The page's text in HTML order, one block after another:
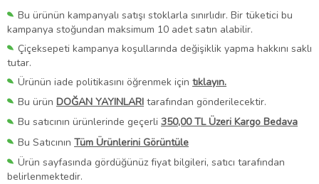
Bu ürünün kampanyalı satışı stoklarla sınırlıdır. Bir tüketici bu
kampanya stoğundan maksimum 10 adet satın alabilir.
Çiçeksepeti kampanya koşullarında değişiklik yapma hakkını saklı
tutar.
Ürünün iade politikasını öğrenmek için tıklayın.
Bu ürün DOĞAN YAYINLARI tarafından gönderilecektir.
Bu satıcının ürünlerinde geçerli 350,00 TL Üzeri Kargo Bedava
Bu Satıcının Tüm Ürünlerini Görüntüle
Ürün sayfasında gördüğünüz fiyat bilgileri, satıcı tarafından
belirlenmektedir.